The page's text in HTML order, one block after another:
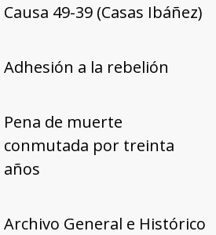
Causa 49-39 (Casas Ibáñez)
Adhesión a la rebelión
Pena de muerte
conmutada por treinta
años
Archivo General e Histórico